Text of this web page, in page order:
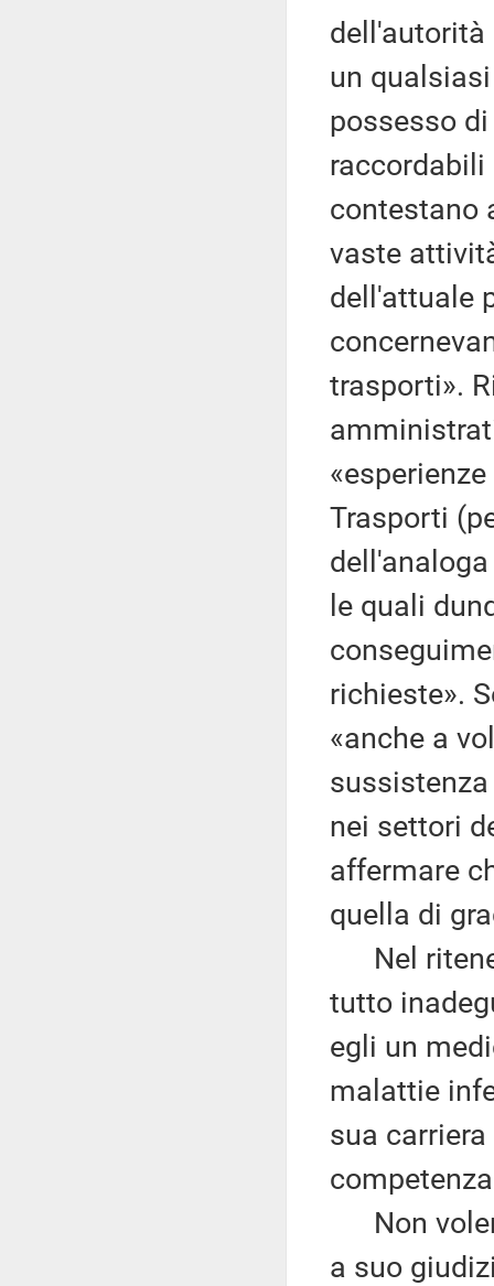
dell'autorità
un
possesso
raccordabili
contestano
vaste
dell'attuale
trasporti».
Trasporti
le quali
richieste».
«anche a
nei settori
affermare
quella di
Nel
tutto
egli un
malattie
sua
Non
a suo